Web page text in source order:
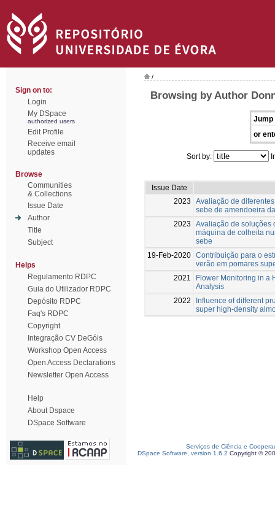
Sign on to:
Login
My DSpace
authorized users
Edit Profile
Receive email
updates
Browse
Communities
& Collections
Issue Date
Author
Title
Subject
Helps
Regulamento RDPC
Guia do Utilizador RDPC
Depósito RDPC
Faq's RDPC
Copyright
Integração CV DeGóis
Workshop Open Access
Open Access Declarations
Newsletter Open Access
Help
About Dspace
DSpace Software
/
Browsing by Author
Jump
or
Sort by:
Issue Date
2023
Avaliação de
sebe de amendoeira
2023
Avaliação de soluções
máquina de colheita
sebe
19-Feb-2020 Contribuição para o
verão em pomares
2021
Flower Monitoring in a
Analysis
2022
Influence of different
super high-density
Serviços de Ciência e
DSpace Software, version 1.6.2 Copyright ©